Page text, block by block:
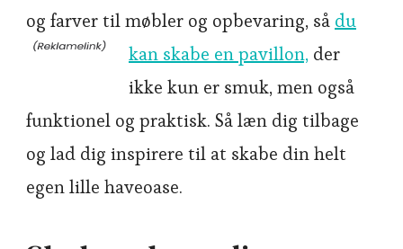
og farver til møbler og opbevaring, så du
kan skabe en pavillon, der
ikke kun er smuk, men også
funktionel og praktisk. Så læn dig tilbage
og lad dig inspirere til at skabe din helt
egen lille haveoase.